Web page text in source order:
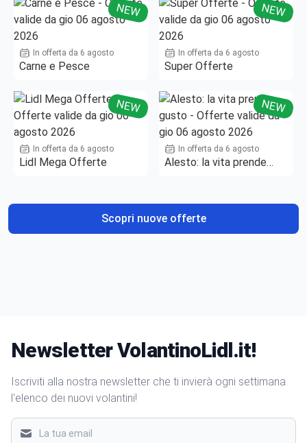
NEW
In offerta da 6 agosto
Carne e Pesce
NEW
In offerta da 6 agosto
Super Offerte
NEW
In offerta da 6 agosto
Lidl Mega Offerte
NEW
In offerta da 6 agosto
Alesto: la vita prende
Scopri nuove offerte
Newsletter VolantinoLidl.it!
Iscriviti alla nostra newsletter che ti invierà ogni settimana
l'elenco dei nuovi volantini!